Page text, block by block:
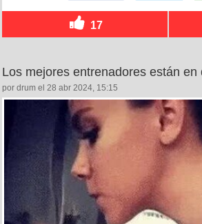
17
Los mejores entrenadores están en
por drum el 28 abr 2024, 15:15